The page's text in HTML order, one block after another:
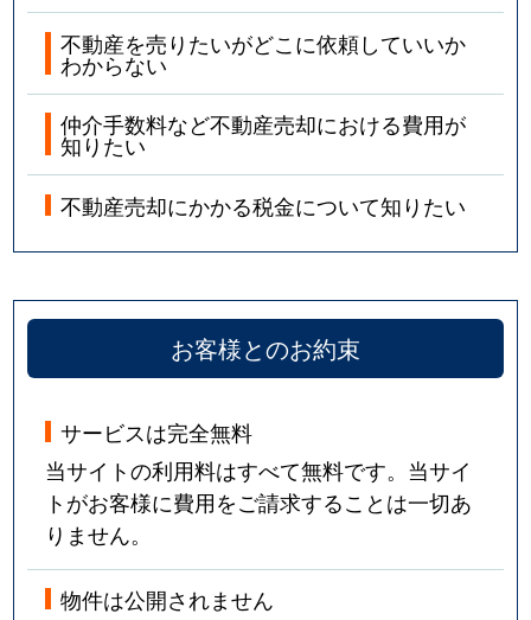
不動産を売りたいがどこに依頼していいか
わからない
仲介手数料など不動産売却における費用が
知りたい
不動産売却にかかる税金について知りたい
お客様とのお約束
サービスは完全無料
当サイトの利用料はすべて無料です。当サイ
トがお客様に費用をご請求することは一切あ
りません。
物件は公開されません